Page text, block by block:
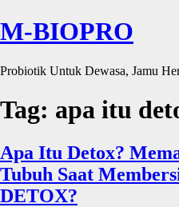
M-BIOPRO
Probiotik Untuk Dewasa, Jamu
Tag: apa itu
Apa Itu Detox?
Tubuh Saat
DETOX?